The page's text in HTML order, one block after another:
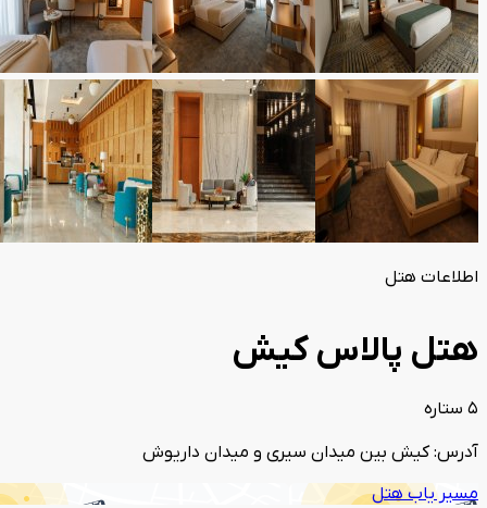
اطلاعات هتل
هتل پالاس کیش
5 ستاره
آدرس: کیش بین میدان سیری و میدان داریوش
مسیر یاب هتل